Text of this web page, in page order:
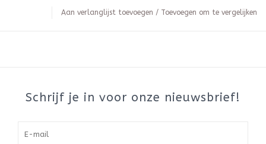
Aan verlanglijst toevoegen / Toevoegen om te vergelijken
Schrijf je in voor onze nieuwsbrief!